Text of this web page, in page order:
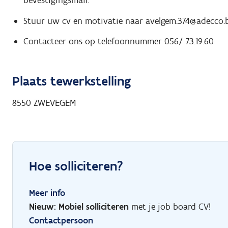
Stuur uw cv en motivatie naar
Contacteer ons op telefoonnummer 056/ 73.19.60
Plaats tewerkstelling
8550 ZWEVEGEM
Hoe solliciteren?
Meer info
Nieuw: Mobiel solliciteren met je job board CV!
Contactpersoon